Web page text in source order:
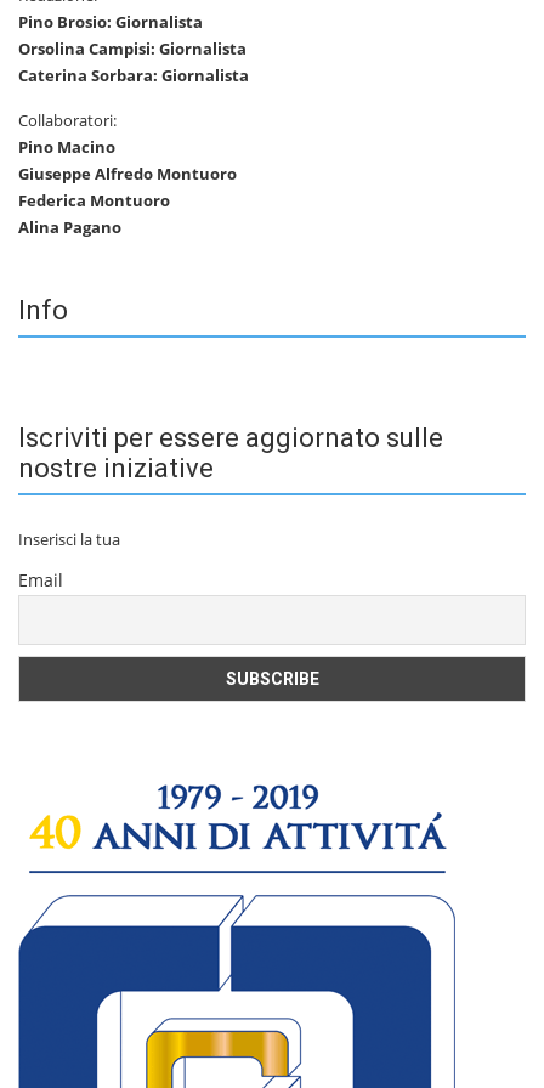
Pino Brosio: Giornalista
Orsolina Campisi: Giornalista
Caterina Sorbara: Giornalista
Collaboratori:
Pino Macino
Giuseppe Alfredo Montuoro
Federica Montuoro
Alina Pagano
Info
Iscriviti per essere aggiornato sulle
nostre iniziative
Inserisci la tua
Email